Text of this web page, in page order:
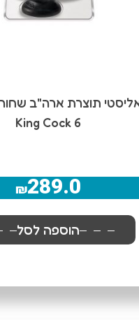
King Cock 6
₪289.0
הוספה לסל